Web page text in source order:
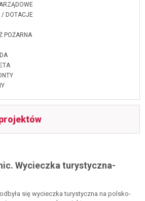
/ DOTACJE
POŻARNA
Wycieczka turystyczna-
się wycieczka turystyczna na polsko-